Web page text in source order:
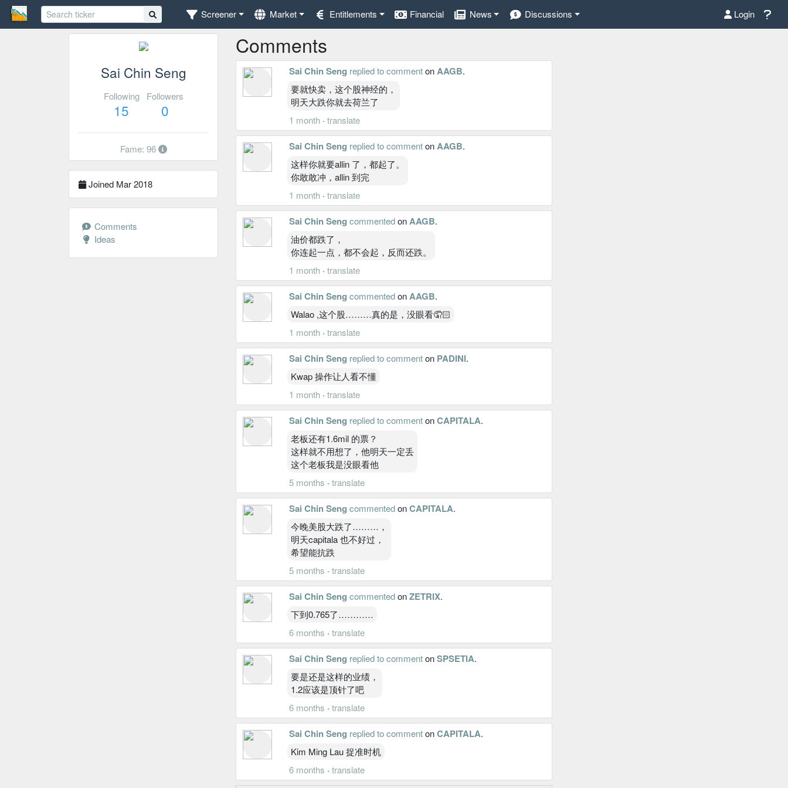
Screener Market Entitlements Financial News Discussions Login
Sai Chin Seng
Following
15
Followers
0
Fame: 96
Joined Mar 2018
Comments
Ideas
Comments
Sai Chin Seng replied to commentonAAGB.
要就快卖，这个股神经的，
明天大跌你就去荷兰了
1 month · translate
Sai Chin Seng replied to commentonAAGB.
这样你就要allin 了，都起了。
你敢敢冲，allin 到完
1 month · translate
Sai Chin Seng commentedonAAGB.
油价都跌了，
你连起一点，都不会起，反而还跌。
1 month · translate
Sai Chin Seng commentedonAAGB.
Walao ,这个股………真的是，没眼看🤦🏻
1 month · translate
Sai Chin Seng replied to commenton PADINI.
Kwap 操作让人看不懂
1 month · translate
Sai Chin Seng replied to commentonCAPITALA.
老板还有1.6mil 的票？
这样就不用想了，他明天一定丢
这个老板我是没眼看他
5 months · translate
Sai Chin Seng commentedonCAPITALA.
今晚美股大跌了………，
明天capitala 也不好过，
希望能抗跌
5 months · translate
Sai Chin Seng commentedonZETRIX.
下到0.765了…………
6 months · translate
Sai Chin Seng replied to commentonSPSETIA.
要是还是这样的业绩，
1.2应该是顶针了吧
6 months · translate
Sai Chin Seng replied to commentonCAPITALA.
Kim Ming Lau 捉准时机
6 months · translate